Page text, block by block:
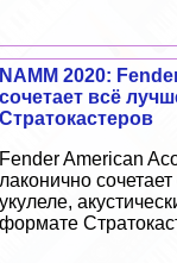
NAMM 2020:
сочетает всё
Стратокастеров
Fender American
лаконично
укулеле,
формате